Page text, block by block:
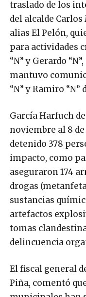
traslado de los
del alcalde Carlos
alias El Pelón,
para actividades
“N” y Gerardo
mantuvo
“N” y Ramiro
García Harfuch
noviembre al 8
detenido 378
impacto, como
aseguraron 174
drogas
sustancias
artefactos
tomas
delincuencia
El fiscal general
Piña, comentó